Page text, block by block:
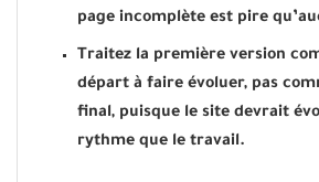
page incomplète est pire
Traitez la première version
départ à faire évoluer, pas
final, puisque le site devrait
rythme que le travail.